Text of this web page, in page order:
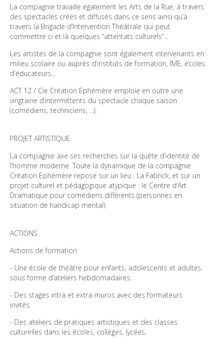
La compagnie travaille également les Arts de la Rue, à travers
des spectacles créés et diffusés dans ce sens ainsi qu’à
travers la Brigade d’Intervention Théâtrale qui peut
commettre ci et là quelques “attentats culturels”...
Les artistes de la compagnie sont également intervenants en
milieu scolaire ou auprès d’instituts de formation, IME, écoles
d’éducateurs...
ACT 12 / Cie Création Ephémère emploie en outre une
vingtaine d’intermittents du spectacle chaque saison
(comédiens, techniciens, ...).
PROJET ARTISTIQUE
La compagnie axe ses recherches sur la quête d’identité de
l’homme moderne. Toute la dynamique de la compagnie
Création Ephémère repose sur un lieu : La Fabrick, et sur un
projet culturel et pédagogique atypique : le Centre d’Art
Dramatique pour comédiens différents (personnes en
situation de handicap mental).
ACTIONS
Actions de formation
- Une école de théâtre pour enfants, adolescents et adultes
sous forme d’ateliers hebdomadaires.
- Des stages intra et extra muros avec des formateurs
invités.
- Des ateliers de pratiques artistiques et des classes
culturelles dans les écoles, collèges, lycées.